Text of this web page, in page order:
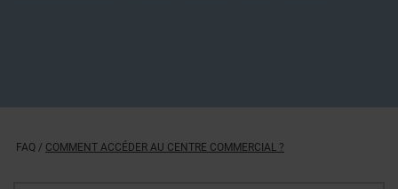
FAQ / COMMENT ACCÉDER AU CENTRE COMMERCIAL ?